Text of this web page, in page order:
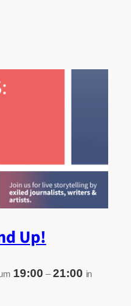
Up!
19:00–21:00 in